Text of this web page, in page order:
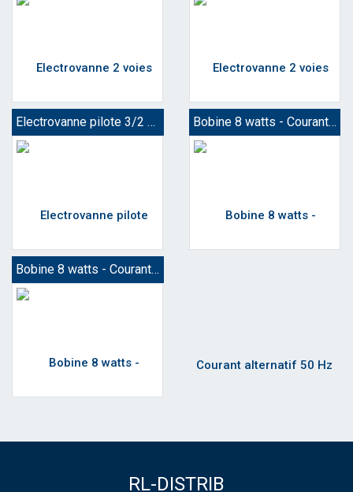
Electrovanne pilote 3/2 à action directe Bobine 8 watts - Courant alternatif 50 Hz
Bobine 8 watts - Courant continu
RL-DISTRIB